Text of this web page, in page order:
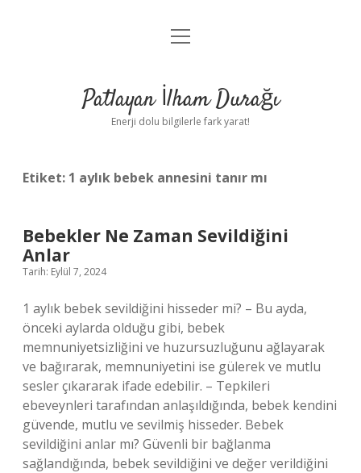
Anasayfa
Yasal Uyarı
menüyü
Patlayan İlham Durağı
Enerji dolu bilgilerle fark yarat!
Etiket: 1 aylık bebek annesini tanır mı
Bebekler Ne Zaman Sevildiğini
Anlar
Tarih: Eylül 7, 2024
1 aylık bebek sevildiğini hisseder mi? – Bu ayda,
önceki aylarda olduğu gibi, bebek
memnuniyetsizliğini ve huzursuzluğunu ağlayarak
ve bağırarak, memnuniyetini ise gülerek ve mutlu
sesler çıkararak ifade edebilir. – Tepkileri
ebeveynleri tarafından anlaşıldığında, bebek kendini
güvende, mutlu ve sevilmiş hisseder. Bebek
sevildiğini anlar mı? Güvenli bir bağlanma
sağlandığında, bebek sevildiğini ve değer verildiğini